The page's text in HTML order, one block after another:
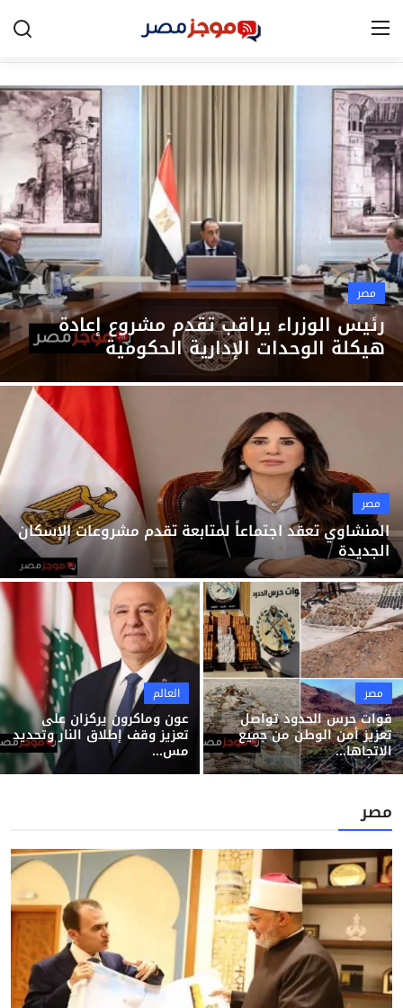
الرئيسية
مصر
الخليج
العالم
الرياضة
اقتصاد
تكنولوجيا
التعليم
منوعات
مصر
رئيس الوزراء يراقب تقدم مشروع إعادة
هيكلة الوحدات الإدارية الحكومية
مصر
المنشاوي تعقد اجتماعاً لمتابعة تقدم مشروعات الإسكان
الجديدة
مصر
قوات حرس الحدود تواصل
تعزيز أمن الوطن من جميع
الاتجاها...
العالم
عون وماكرون يركزان على
تعزيز وقف إطلاق النار وتحديد
مس...
مصر